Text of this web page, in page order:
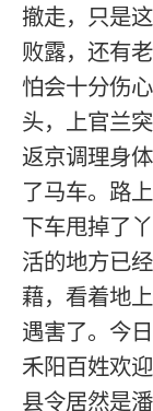
撤走，只是
败露，还有
怕会十分伤
头，上官兰
返京调理身
了马车。路
下车甩掉了
活的地方已
藉，看着地
遇害了。今
禾阳百姓欢
县令居然是